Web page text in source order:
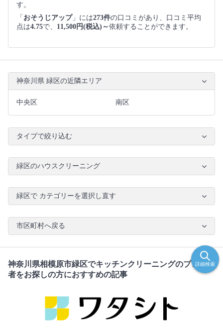
す。
「 おそうじアップ」には273件の口コミがあり、口コミ平均
点は4.75で、 11,500円(税込)～依頼することができます。
神奈川県 緑区の近隣エリア
中央区 南区
タイプで絞り込む
緑区のハウスクリーニング
緑区で カテゴリーを選択し直す
市区町村へ戻る
神奈川県相模原市緑区でキッチンクリーニングのプロ・業
者をお探しの方におすすめの記事
詳細検索